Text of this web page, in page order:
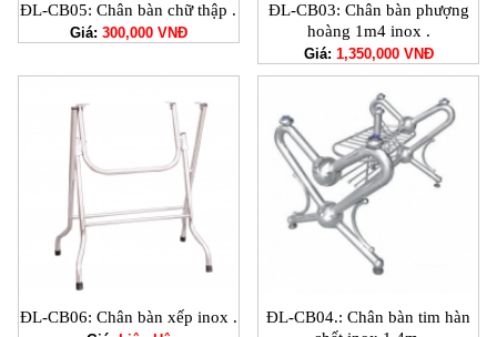
ĐL-CB05: Chân bàn chữ thập .
Giá: 300,000 VNĐ
ĐL-CB03: Chân bàn phượng
hoàng 1m4 inox .
Giá: 1,350,000 VNĐ
ĐL-CB06: Chân bàn xếp inox .
ĐL-CB04.: Chân bàn tim hàn